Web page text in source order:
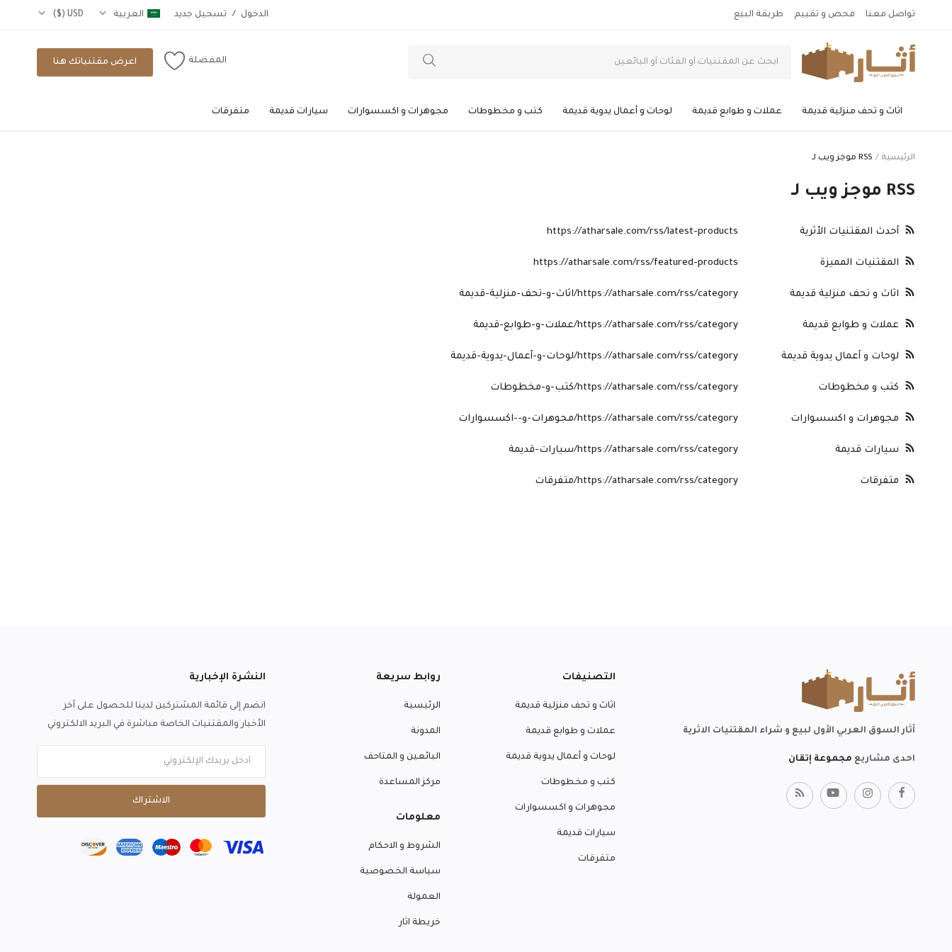
طريقة البيع فحص و تقييم تواصل معنا USD ($) العربية الدخول / تسجيل جديد
المفضلة اعرض مقتنياتك هنا
اثاث و تحف منزلية قديمة عملات و طوابع قديمة لوحات و أعمال يدوية قديمة كتب و مخطوطات مجوهرات و اكسسوارات سيارات قديمة متفرقات
الرئيسية RSS موجز ويب لـ
RSS موجز ويب لـ
أحدث المقتنيات الأثرية https://atharsale.com/rss/latest-products
المقتنيات المميزة https://atharsale.com/rss/featured-products
اثاث و تحف منزلية قديمة https://atharsale.com/rss/category/اثاث-و-تحف-منزلية-قديمة
عملات و طوابع قديمة https://atharsale.com/rss/category/عملات-و-طوابع-قديمة
لوحات و أعمال يدوية قديمة https://atharsale.com/rss/category/لوحات-و-أعمال-يدوية-قديمة
كتب و مخطوطات https://atharsale.com/rss/category/كتب-و-مخطوطات
مجوهرات و اكسسوارات https://atharsale.com/rss/category/مجوهرات-و--اكسسوارات
سيارات قديمة https://atharsale.com/rss/category/سيارات-قديمة
متفرقات https://atharsale.com/rss/category/متفرقات
أثار السوق العربي الأول لبيع و شراء المقتنيات الاثرية
احدى مشاريع مجموعة إتقان
التصنيفات
اثاث و تحف منزلية قديمة
عملات و طوابع قديمة
لوحات و أعمال يدوية قديمة
كتب و مخطوطات
مجوهرات و اكسسوارات
سيارات قديمة
متفرقات
روابط سريعة
الرئيسية
المدونة
البائعين و المتاحف
مركز المساعدة
معلومات
الشروط و الاحكام
سياسة الخصوصية
العمولة
خريطة اثار
النشرة الإخبارية
انضم إلى قائمة المشتركين لدينا للحصول على آخر
الأخبار والمقتنيات الخاصة مباشرة في البريد الالكتروني
الاشتراك